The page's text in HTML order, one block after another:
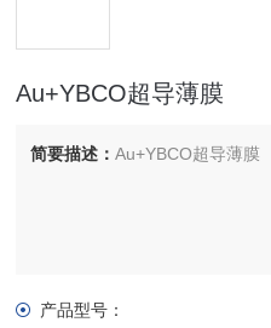
Au+YBCO超导薄膜
简要描述：Au+YBCO超导薄膜
产品型号：